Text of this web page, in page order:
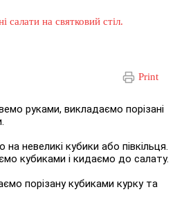
салати на святковий стіл.
Print
руками, викладаємо порізані
на невеликі кубики або півкільця.
кубиками і кидаємо до салату.
порізану кубиками курку та